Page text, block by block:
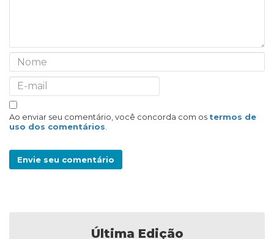
Ao enviar seu comentário, você concorda com os termos de
uso dos comentários.
Envie seu comentário
Última Edição